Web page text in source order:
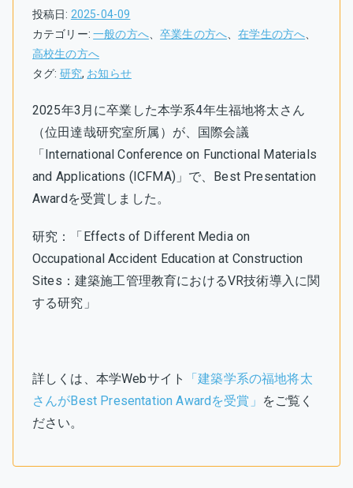
投稿日: 2025-04-09
カテゴリー:一般の方へ、卒業生の方へ、在学生の方へ、
高校生の方へ
タグ: 研究, お知らせ
2025年3月に卒業した本学系4年生福地将太さん
（位田達哉研究室所属）が、国際会議
「International Conference on Functional Materials
and Applications (ICFMA)」で、
Best Presentation
Awardを受賞 しました。
研究：「 Effects of Different Media on
Occupational Accident Education at Construction
Sites：建築施工管理教育におけるVR技術導入に関
する研究 」
詳しくは、本学Webサイト
「建築学系の福地将太
さんがBest Presentation Awardを受賞」 をご覧く
ださい。